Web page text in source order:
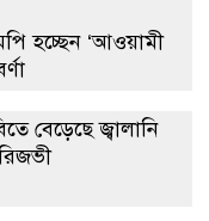
হচ্ছেন ‘আওয়ামী
বেড়েছে জ্বালানি